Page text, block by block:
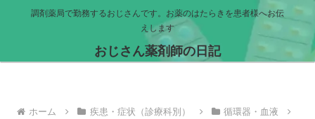
調剤薬局で勤務するおじさんです。お薬のはたらきを患者様へお伝
えします
おじさん薬剤師の日記
ホーム 疾患・症状（診療科別）
循環器・血液